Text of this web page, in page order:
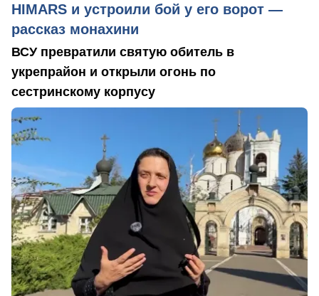
HIMARS и устроили бой у его ворот —
рассказ монахини
ВСУ превратили святую обитель в
укрепрайон и открыли огонь по
сестринскому корпусу